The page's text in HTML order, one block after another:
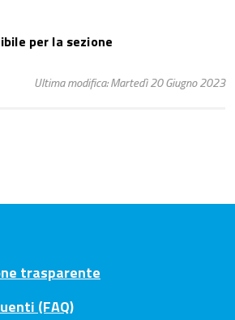
per la sezione
Ultima modifica: Martedì 20 Giugno 2023
trasparente
(FAQ)